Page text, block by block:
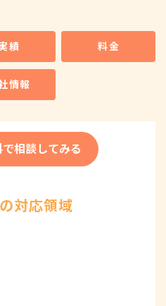
績 料金
情報
相談してみる
対応領域